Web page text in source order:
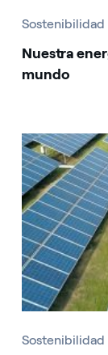
Sostenibilidad
Nuestra
mundo
Sostenibilidad